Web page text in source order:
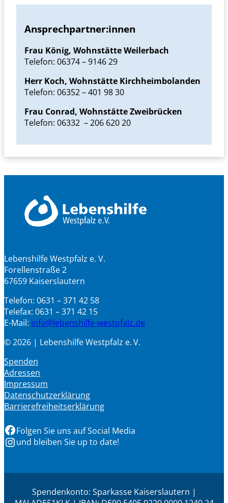
Ansprechpartner:innen
Frau König, Wohnstätte Weilerbach
Telefon: 06374 – 9146 29
Herr Koch, Wohnstätte Kirchheimbolanden
Telefon: 06352 – 401 98 30
Frau Conrad, Wohnstätte Zweibrücken
Telefon: 06332 – 206 620 20
Lebenshilfe Westpfalz e. V.
Forellenstraße 2
67659 Kaiserslautern
Telefon: 0631 – 371 42 58
Telefax: 0631 – 371 42 15
E-Mail: info@lebenshilfe-westpfalz.de
© 2026 | Lebenshilfe Westpfalz e. V.
Spenden
Adressen
Impressum
Datenschutzerklärung
Barrierefreiheitserklärung
Facebook
Instagram
Folgen Sie uns auf Social Media
und bleiben Sie up to date!
Spendenkonto: Sparkasse Kaiserslautern |